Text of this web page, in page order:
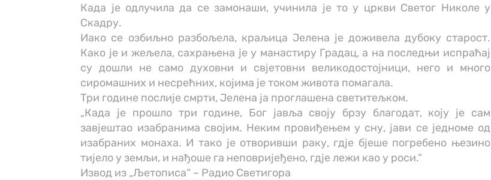
Када је одлучила да се замонаши, учинила је то у цркви Светог Николе у
Скадру.
Иако се озбиљно разбољела, краљица Јелена је доживела дубоку старост.
Како је и жељела, сахрањена је у манастиру Градац, а на последњи испраћај
су дошли не само духовни и свјетовни великодостојници, него и много
сиромашних и несрећних, којима је током живота помагала.
Три године послије смрти, Јелена ја проглашена светитељком.
„Када је прошло три године, Бог јавља своју брзу благодат, коју је сам
завјештао изабранима својим. Неким провиђењем у сну, јави се једноме од
изабраних монаха. И тако је отворивши раку, гдје бјеше погребено њезино
тијело у земљи, и нађоше га неповријеђено, гдје лежи као у роси.“
Извод из „Љетописа“ – Радио Светигора